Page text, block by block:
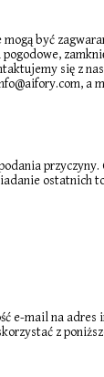
być
się z
a
ostatnich
mail na
z